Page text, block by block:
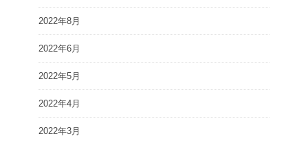
2022年8月
2022年6月
2022年5月
2022年4月
2022年3月